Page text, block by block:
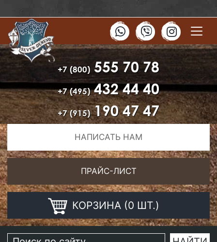
+7 (800) 555 70 78
+7 (495)432 44 40
+7 (915)190 47 47
НАПИСАТЬ НАМ
ПРАЙС-ЛИСТ
КОРЗИНА (0 ШТ.)